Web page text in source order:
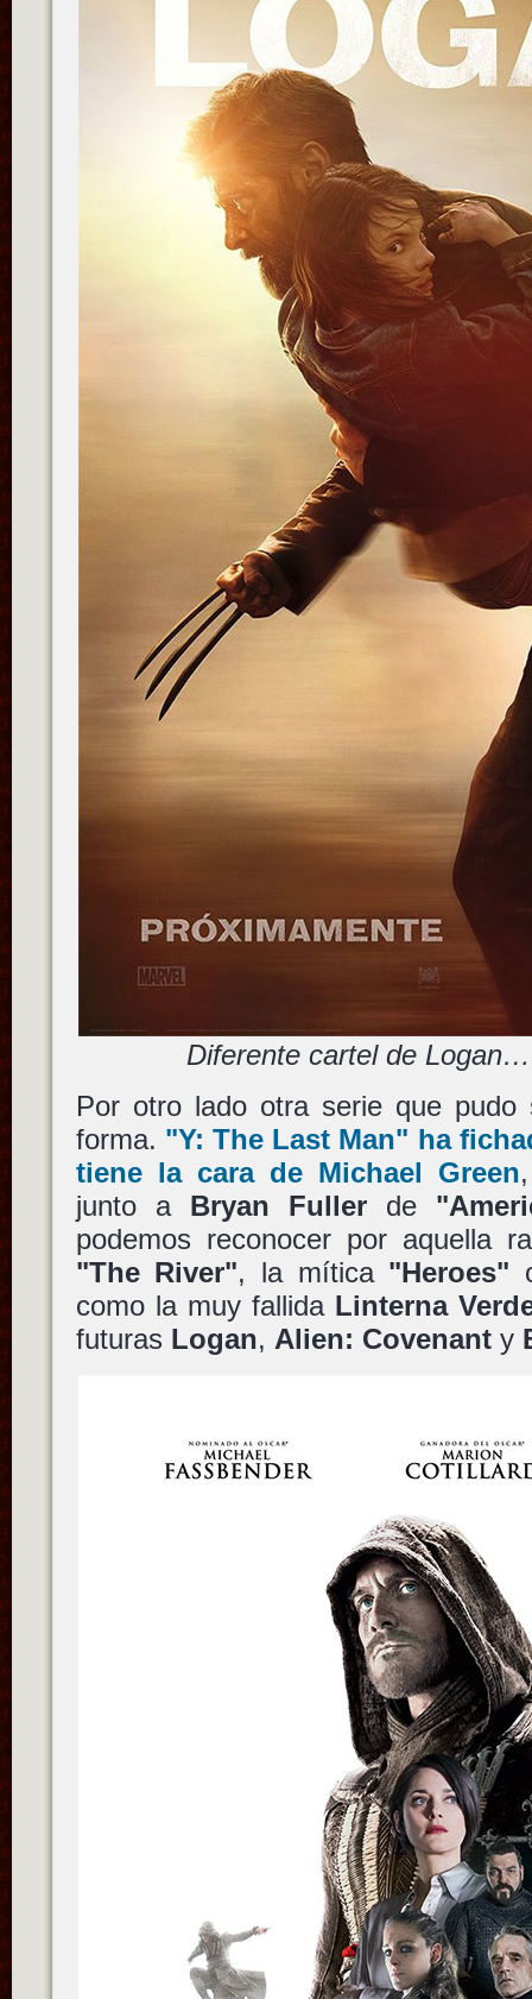
Diferente cartel de
Por otro lado otra serie que pudo
forma. "Y: The Last Man" ha
tiene la cara de Michael Green
junto a Bryan Fullerde
podemos reconocer por aquella
"The River", la mítica "Heroes"
como la muy fallida Linterna
futuras Logan, Alien: Covenanty